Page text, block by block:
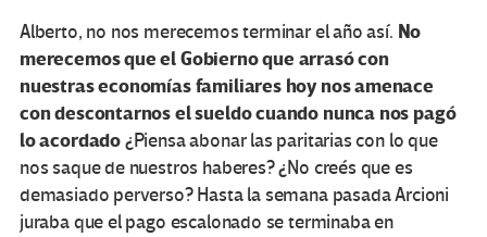
Alberto, no nos merecemos terminar el año así. No
merecemos que el Gobierno que arrasó con
nuestras economías familiares hoy nos amenace
con descontarnos el sueldo cuando nunca nos pagó
lo acordado¿Piensa abonar las paritarias con lo que
nos saque de nuestros haberes? ¿No creés que es
demasiado perverso? Hasta la semana pasada Arcioni
juraba que el pago escalonado se terminaba en